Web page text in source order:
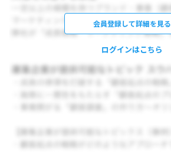
会員登録して詳細を見る
ログインはこちら